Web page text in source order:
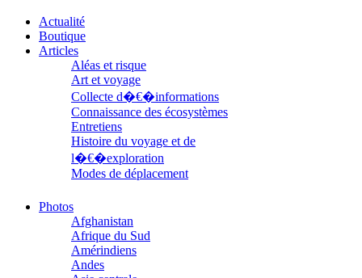
Delloye Mélanie
Descave Nicolas
Desprez Élise
Desprez Léopoldine
Devouassoux Philippe
Dubois-Tartacap Nicole
Ducret Nicolas
Dugast Stéphane
Dunbar Géraldine
Edwards Richard
Figueras Raymond
Fisset Émeric
FitzGerald Edward
Fontaine Benoît
Foucard Marie
Fradin Patrick
Fraisse Thomas
Actualité
Boutique
Articles
Aléas et risque
Art et voyage
Collecte d�€�informations
Connaissance des écosystèmes
Entretiens
Histoire du voyage et de
l�€�exploration
Modes de déplacement
Parcours choisis
Patrimoine
Petite ethnographie
Portraits
Questions de survie
Réflexions
Photos
Afghanistan
Afrique du Sud
Amérindiens
Andes